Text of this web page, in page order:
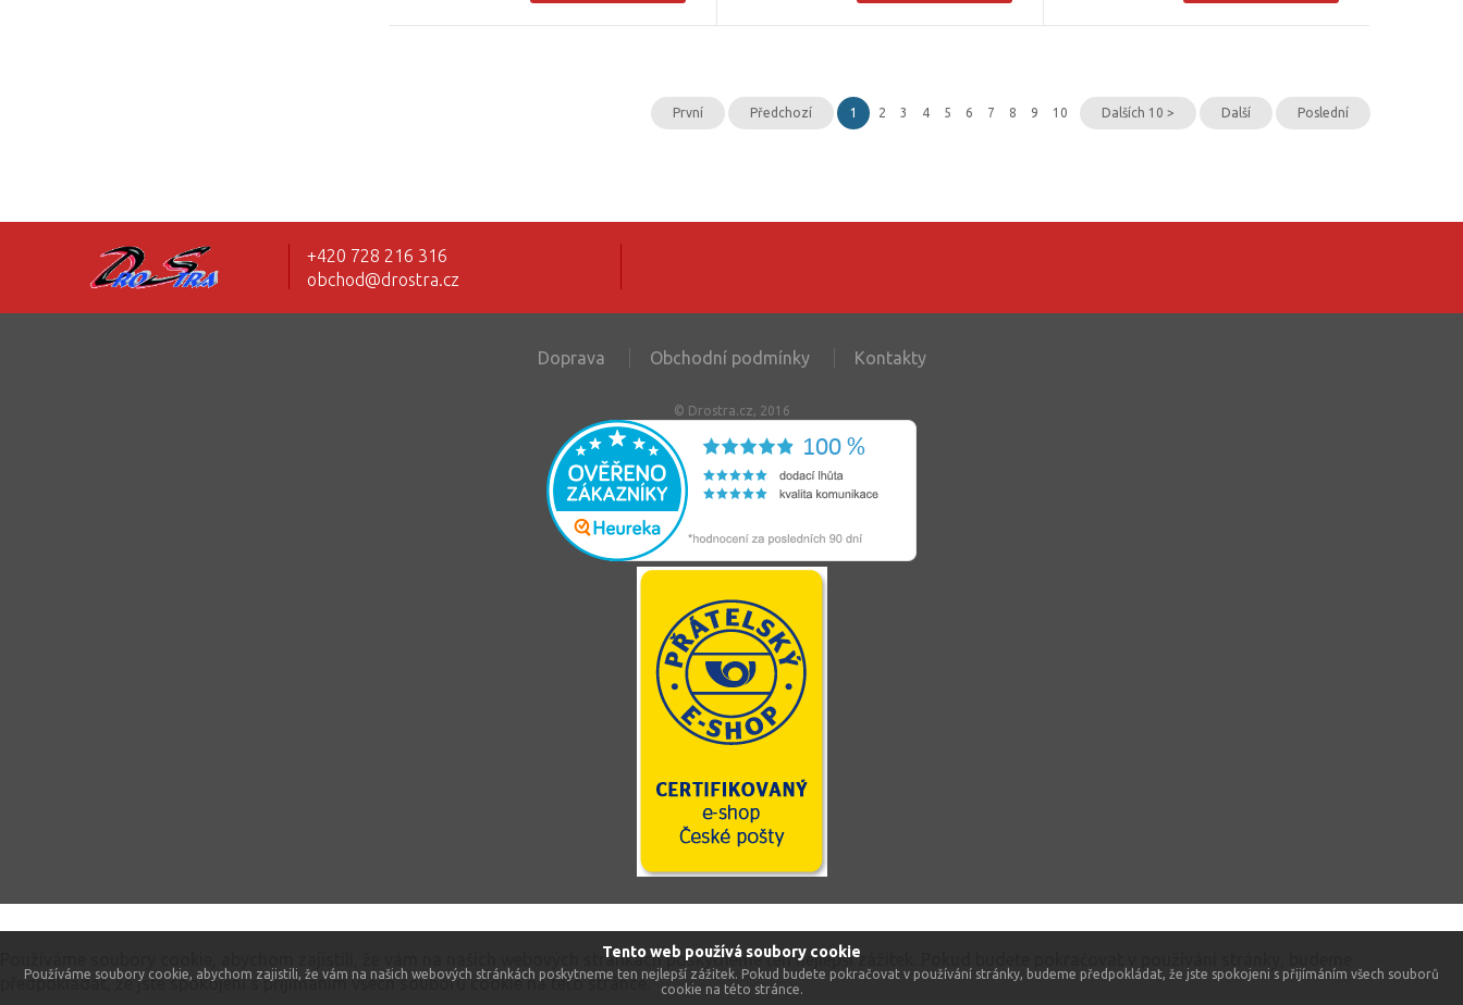
Tento web používá soubory cookie
Používáme soubory cookie, abychom zajistili, že vám na našich webových stránkách poskytneme ten nejlepší zážitek. Pokud budete pokračovat v používání stránky, budeme předpokládat, že jste spokojeni s přijímáním všech souborů
cookie na této stránce.
První Předchozí 1 2 3 4 5 6 7 8 9 10 Dalších 10 > Další Poslední
+420 728 216 316
obchod@drostra.cz
Doprava Obchodní podmínky Kontakty
© Drostra.cz, 2016
Tento web používá soubory cookie
Používáme soubory cookie, abychom zajistili, že vám na našich webových stránkách poskytneme ten nejlepší zážitek. Pokud budete pokračovat v používání stránky, budeme
předpokládat, že jste spokojeni s přijímáním všech souborů cookie na této stránce.